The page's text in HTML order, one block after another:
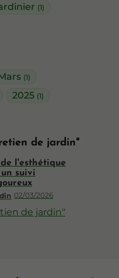
(1)
(1)
2025 (1)
de jardin"
02/03/2026
l'esthétique
suivi
de jardin"